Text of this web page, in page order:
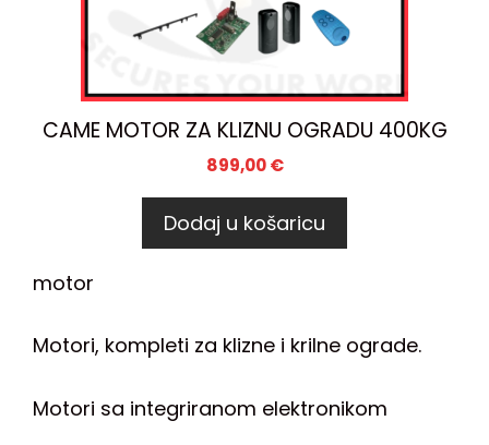
CAME MOTOR ZA KLIZNU OGRADU 400KG
899,00€
Dodaj u košaricu
motor
Motori, kompleti za klizne i krilne ograde.
Motori sa integriranom elektronikom